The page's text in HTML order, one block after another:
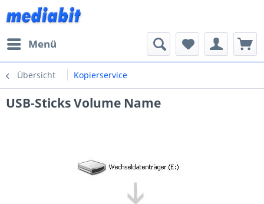
Menü
Übersicht Kopierservice
USB-Sticks Volume Name